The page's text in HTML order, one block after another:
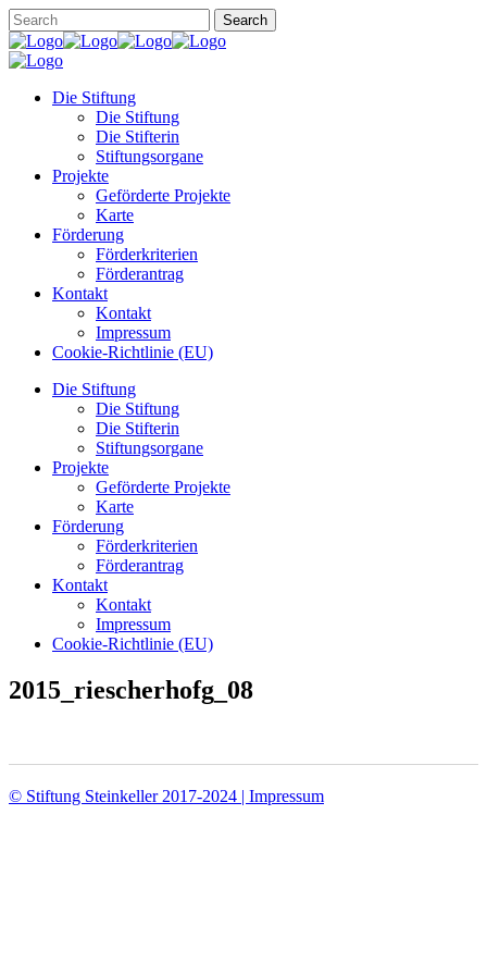
Die Stiftung
Die Stiftung
Die Stifterin
Stiftungsorgane
Projekte
Geförderte Projekte
Karte
Förderung
Förderkriterien
Förderantrag
Kontakt
Kontakt
Impressum
Cookie-Richtlinie (EU)
Die Stiftung
Die Stiftung
Die Stifterin
Stiftungsorgane
Projekte
Geförderte Projekte
Karte
Förderung
Förderkriterien
Förderantrag
Kontakt
Kontakt
Impressum
Cookie-Richtlinie (EU)
2015_riescherhofg_08
© Stiftung Steinkeller 2017-2024 | Impressum